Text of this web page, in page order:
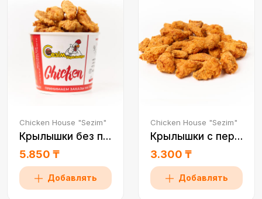
Chicken House "Sezim"
Крылышки без перца 1 пор
5.850 ₸
Добавлять
Chicken House "Sezim"
Крылышки с перцем 0,5
3.300 ₸
Добавлять